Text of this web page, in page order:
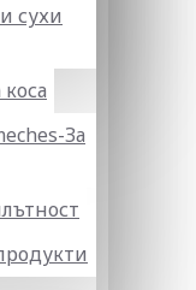
сухи
За